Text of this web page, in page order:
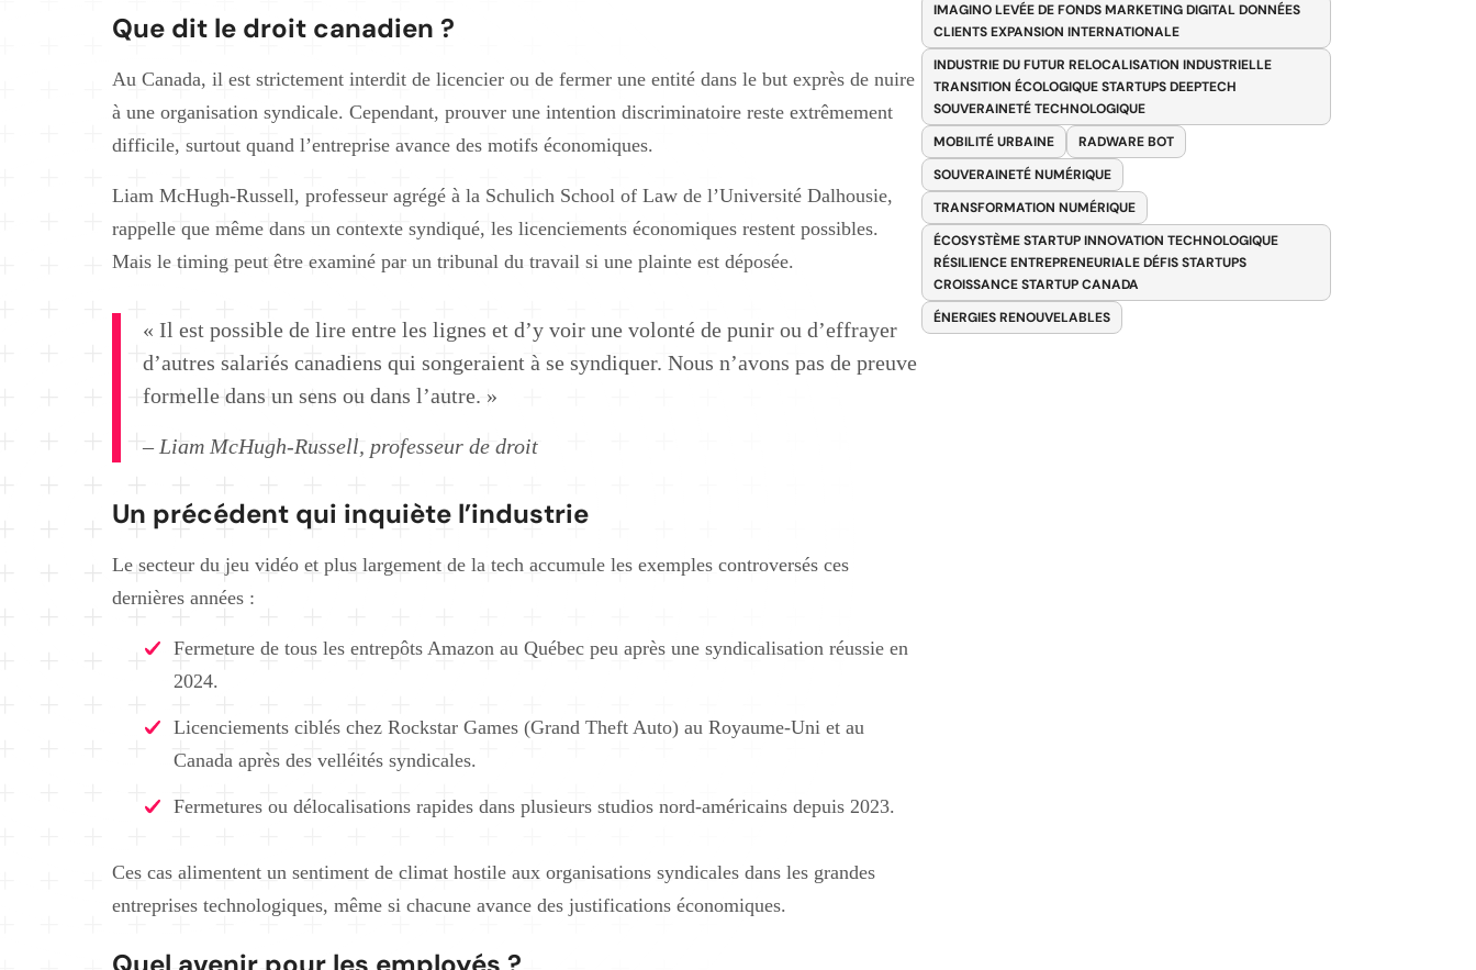
Que dit le droit canadien ?
Au Canada, il est strictement interdit de licencier ou de fermer une entité dans le but exprès de nuire
à une organisation syndicale. Cependant, prouver une intention discriminatoire reste extrêmement
difficile, surtout quand l’entreprise avance des motifs économiques.
Liam McHugh-Russell, professeur agrégé à la Schulich School of Law de l’Université Dalhousie,
rappelle que même dans un contexte syndiqué, les licenciements économiques restent possibles.
Mais le timing peut être examiné par un tribunal du travail si une plainte est déposée.
« Il est possible de lire entre les lignes et d’y voir une volonté de punir ou d’effrayer
d’autres salariés canadiens qui songeraient à se syndiquer. Nous n’avons pas de preuve
formelle dans un sens ou dans l’autre. »
– Liam McHugh-Russell, professeur de droit
Un précédent qui inquiète l’industrie
Le secteur du jeu vidéo et plus largement de la tech accumule les exemples controversés ces
dernières années :
Fermeture de tous les entrepôts Amazon au Québec peu après une syndicalisation réussie en
2024.
Licenciements ciblés chez Rockstar Games (Grand Theft Auto) au Royaume-Uni et au
Canada après des velléités syndicales.
Fermetures ou délocalisations rapides dans plusieurs studios nord-américains depuis 2023.
Ces cas alimentent un sentiment de climat hostile aux organisations syndicales dans les grandes
entreprises technologiques, même si chacune avance des justifications économiques.
IMAGINO LEVÉE DE FONDS MARKETING DIGITAL DONNÉES
CLIENTS EXPANSION INTERNATIONALE
INDUSTRIE DU FUTUR RELOCALISATION INDUSTRIELLE
TRANSITION ÉCOLOGIQUE STARTUPS DEEPTECH
SOUVERAINETÉ TECHNOLOGIQUE
MOBILITÉ URBAINE
RADWARE BOT
SOUVERAINETÉ NUMÉRIQUE
TRANSFORMATION NUMÉRIQUE
ÉCOSYSTÈME STARTUP INNOVATION TECHNOLOGIQUE
RÉSILIENCE ENTREPRENEURIALE DÉFIS STARTUPS
CROISSANCE STARTUP CANADA
ÉNERGIES RENOUVELABLES